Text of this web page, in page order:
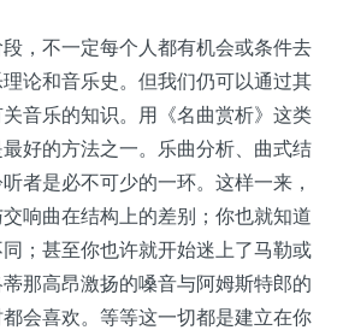
，不一定每个人都有机会或条件去
论和音乐史。但我们仍可以通过其
音乐的知识。用《名曲赏析》这类
好的方法之一。乐曲分析、曲式结
者是必不可少的一环。这样一来，
响曲在结构上的差别；你也就知道
；甚至你也许就开始迷上了马勒或
那高昂激扬的嗓音与阿姆斯特郎的
会喜欢。等等这一切都是建立在你